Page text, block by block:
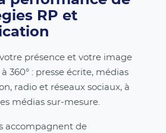
RP et
présence et votre image
360° : presse écrite, médias
radio et réseaux sociaux, à
médias sur-mesure.
accompagnent de